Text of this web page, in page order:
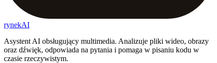
rynekAI
Asystent AI obsługujący multimedia. Analizuje pliki wideo, obrazy
oraz dźwięk, odpowiada na pytania i pomaga w pisaniu kodu w
czasie rzeczywistym.